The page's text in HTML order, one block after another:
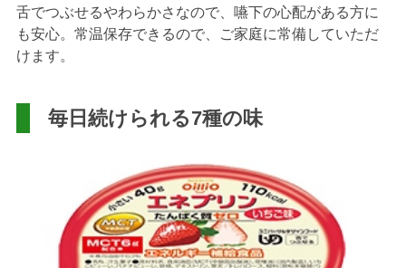
舌でつぶせるやわらかさなので、嚥下の心配がある方に
も安心。常温保存できるので、ご家庭に常備していただ
けます。
毎日続けられる7種の味